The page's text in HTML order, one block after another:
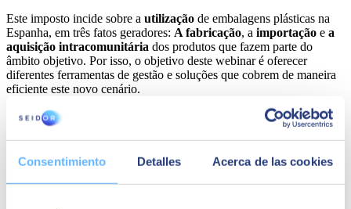
Consentimiento Detalles Acerca de las cookies
Este imposto incide sobre a utilização de embalagens plásticas na
Espanha, em três fatos geradores: A fabricação, a importação e a
aquisição intracomunitária dos produtos que fazem parte do
âmbito objetivo. Por isso, o objetivo deste webinar é oferecer
diferentes ferramentas de gestão e soluções que cobrem de maneira
eficiente este novo cenário.
AGENDA
Título VII. Imposto especial sobre embalagens de plástico não
reutilizáveis da LRSC.
A solução SAP RDP . Resumo da solução.
A solução PLASTIC TAX by SEIDOR. Alcance da